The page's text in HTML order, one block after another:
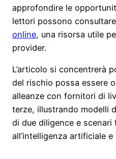
approfondire le
lettori possono
online, una risorsa utile
provider.
L’articolo si concentrerà
del rischio possa essere
alleanze con fornitori di
terze, illustrando modelli
di due diligence e scenari
all’intelligenza artificiale